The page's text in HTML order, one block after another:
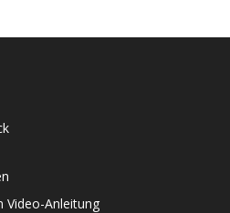
Video-Anleitung